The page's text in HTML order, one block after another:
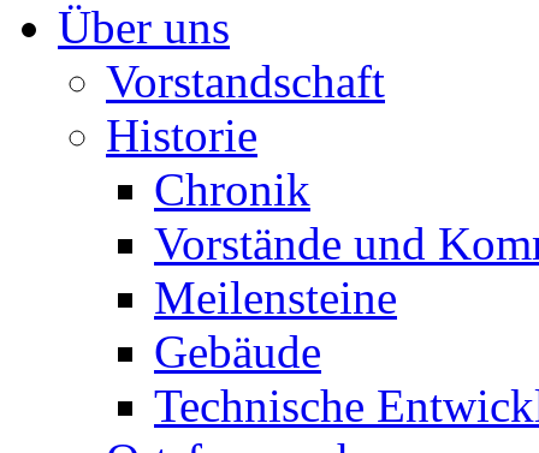
Über uns
Vorstandschaft
Historie
Chronik
Vorstände und
Meilensteine
Gebäude
Technische